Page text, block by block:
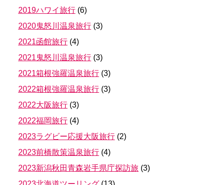
2019ハワイ旅行 (6)
2020鬼怒川温泉旅行 (3)
2021函館旅行 (4)
2021鬼怒川温泉旅行 (3)
2021箱根強羅温泉旅行 (3)
2022箱根強羅温泉旅行 (3)
2022大阪旅行 (3)
2022福岡旅行 (4)
2023ラグビー応援大阪旅行 (2)
2023前橋散策温泉旅行 (4)
2023新潟秋田青森岩手県庁探訪旅 (3)